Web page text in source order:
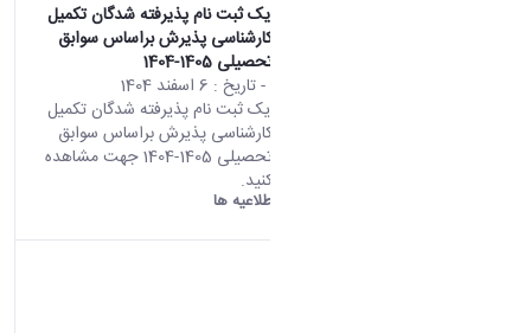
اطلاعیه شماره یک ثبت نام پذیرفته شدگان تکمیل
ظرفیت مقطع کارشناسی پذیرش براساس سوابق
تحصیلی سال تحصیلی 1405-1404
- تاریخ : 6 اسفند 1404
اطلاعیه شماره یک ثبت نام پذیرفته شدگان تکمیل
ظرفیت مقطع کارشناسی پذیرش براساس سوابق
تحصیلی سال تحصیلی 1405-1404 جهت مشاهده
اطلاعیه کلیک کنید.
اطلاعیه ها